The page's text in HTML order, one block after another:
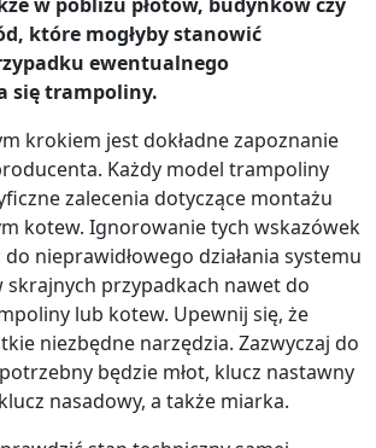
które mogłyby stanowić
ewentualnego
się trampoliny.
krokiem jest dokładne zapoznanie
Każdy model trampoliny
zalecenia dotyczące montażu
kotew. Ignorowanie tych wskazówek
nieprawidłowego działania systemu
skrajnych przypadkach nawet do
lub kotew. Upewnij się, że
niezbędne narzędzia. Zazwyczaj do
będzie młot, klucz nastawny
nasadowy, a także miarka.